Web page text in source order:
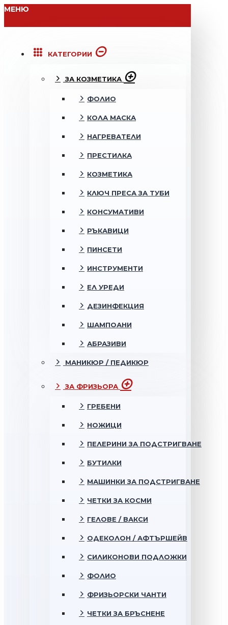
МЕНЮ
КАТЕГОРИИ
ЗА КОЗМЕТИКА
ФОЛИО
КОЛА МАСКА
НАГРЕВАТЕЛИ
ПРЕСТИЛКА
КОЗМЕТИКА
КЛЮЧ ПРЕСА ЗА ТУБИ
КОНСУМАТИВИ
РЪКАВИЦИ
ПИНСЕТИ
ИНСТРУМЕНТИ
ЕЛ УРЕДИ
ДЕЗИНФЕКЦИЯ
ШАМПОАНИ
АБРАЗИВИ
МАНИКЮР / ПЕДИКЮР
ЗА ФРИЗЬОРА
ГРЕБЕНИ
НОЖИЦИ
ПЕЛЕРИНИ ЗА ПОДСТРИГВАНЕ
БУТИЛКИ
МАШИНКИ ЗА ПОДСТРИГВАНЕ
ЧЕТКИ ЗА КОСМИ
ГЕЛОВЕ / ВАКСИ
ОДЕКОЛОН / АФТЪРШЕЙВ
СИЛИКОНОВИ ПОДЛОЖКИ
ФОЛИО
ФРИЗЬОРСКИ ЧАНТИ
ЧЕТКИ ЗА БРЪСНЕНЕ